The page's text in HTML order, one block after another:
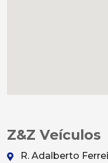
Z&Z Veículos
R. Adalberto